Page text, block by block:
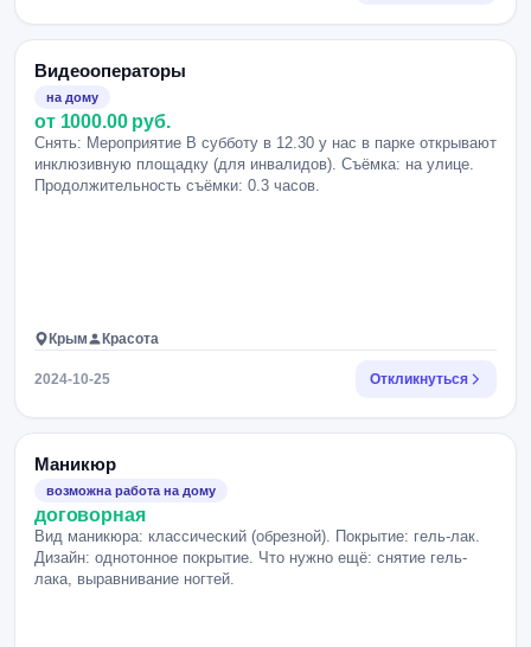
Видеооператоры
на дому
от 1000.00 руб.
Снять: Мероприятие В субботу в 12.30 у нас в парке открывают
инклюзивную площадку (для инвалидов). Съёмка: на улице.
Продолжительность съёмки: 0.3 часов.
Крым Красота
2024-10-25 Откликнуться
Маникюр
возможна работа на дому
договорная
Вид маникюра: классический (обрезной). Покрытие: гель-лак.
Дизайн: однотонное покрытие. Что нужно ещё: снятие гель-
лака, выравнивание ногтей.